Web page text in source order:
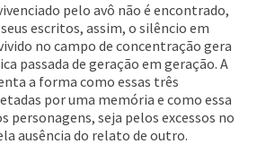
pelo avô não é encontrado,
escritos, assim, o silêncio em
no campo de concentração gera
passada de geração em geração. A
a forma como essas três
por uma memória e como essa
personagens, seja pelos excessos no
ausência do relato de outro.